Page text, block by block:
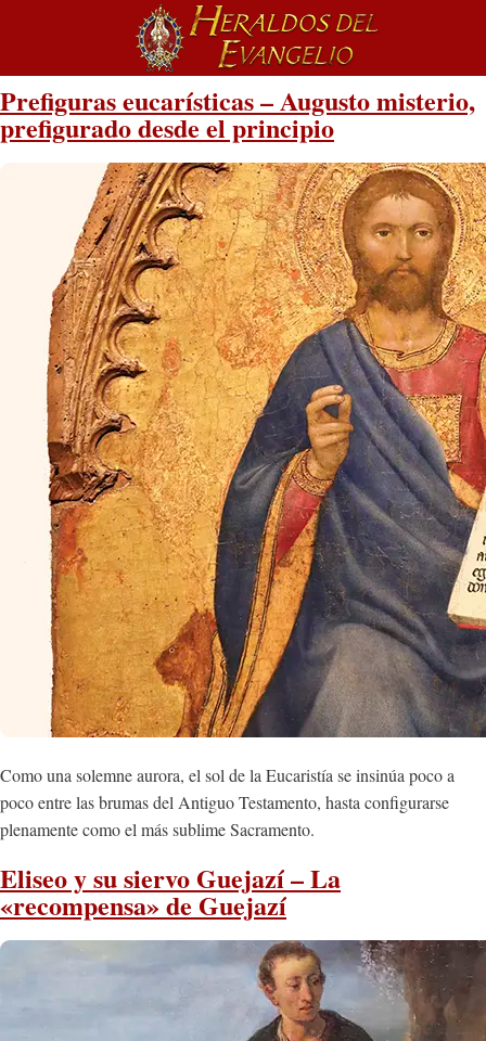
Prefiguras eucarísticas – Augusto misterio,
prefigurado desde el principio
Como una solemne aurora, el sol de la Eucaristía se insinúa poco a
poco entre las brumas del Antiguo Testamento, hasta configurarse
plenamente como el más sublime Sacramento.
Eliseo y su siervo Guejazí – La
«recompensa» de Guejazí